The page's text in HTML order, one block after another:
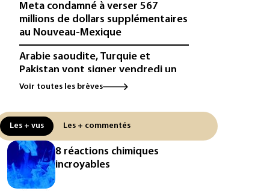
Meta condamné à verser 567
millions de dollars supplémentaires
au Nouveau-Mexique
Arabie saoudite, Turquie et
Pakistan vont signer vendredi un
accord de défense (source proche
Réseaux sociaux: une large
majorité d'ados britanniques
compte contourner le couvre-feu
(sondage)
Puces et solaire: les Etats-Unis
Voir toutes les brèves
Les + vus Les + commentés
8 réactions chimiques
incroyables